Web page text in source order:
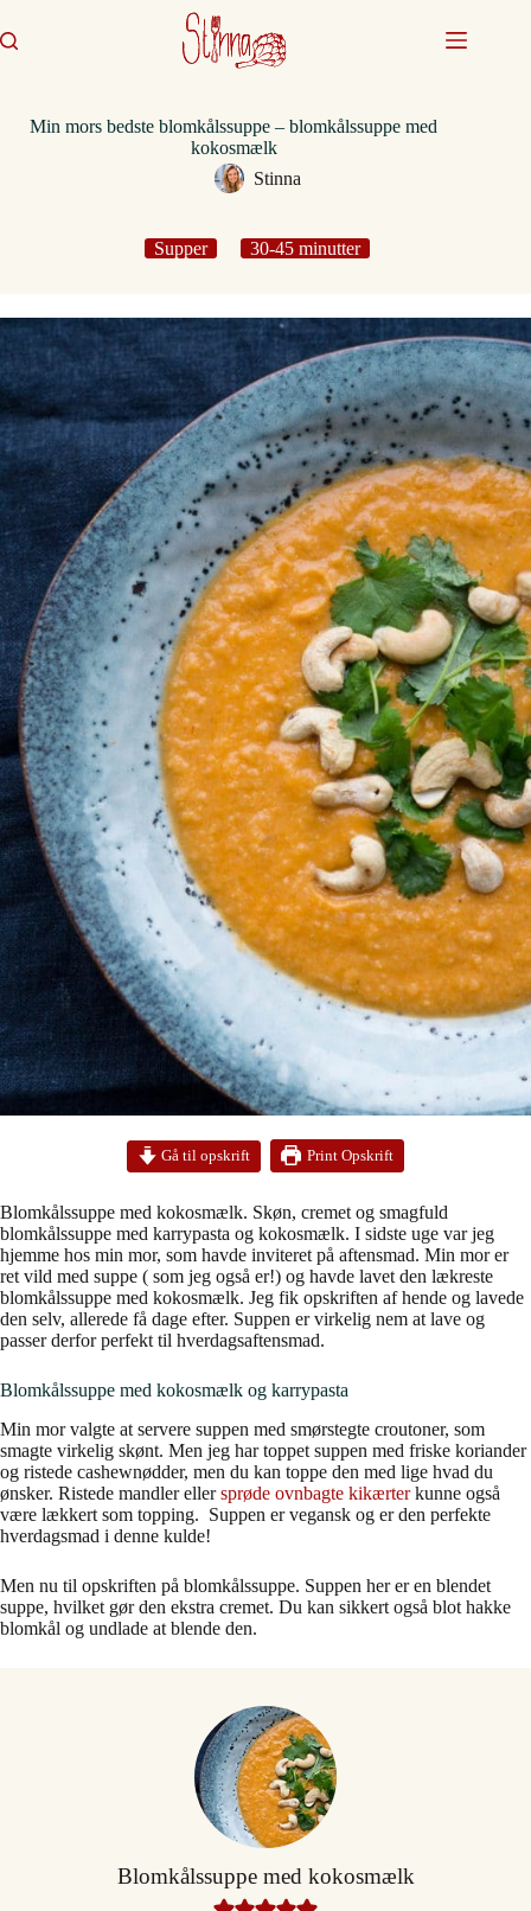
til
indhold
Min mors bedste blomkålssuppe – blomkålssuppe med
kokosmælk
Stinna
Supper 30-45 minutter
Gå til opskrift Print Opskrift
Blomkålssuppe med kokosmælk. Skøn, cremet og smagfuld
blomkålssuppe med karrypasta og kokosmælk. I sidste uge var jeg
hjemme hos min mor, som havde inviteret på aftensmad. Min mor er
ret vild med suppe ( som jeg også er!) og havde lavet den lækreste
blomkålssuppe med kokosmælk. Jeg fik opskriften af hende og lavede
den selv, allerede få dage efter. Suppen er virkelig nem at lave og
passer derfor perfekt til hverdagsaftensmad.
Blomkålssuppe med kokosmælk og karrypasta
Min mor valgte at servere suppen med smørstegte croutoner, som
smagte virkelig skønt. Men jeg har toppet suppen med friske koriander
og ristede cashewnødder, men du kan toppe den med lige hvad du
ønsker. Ristede mandler ellersprøde ovnbagte kikærterkunne også
være lækkert som topping. Suppen er vegansk og er den perfekte
hverdagsmad i denne kulde!
Men nu til opskriften på blomkålssuppe. Suppen her er en blendet
suppe, hvilket gør den ekstra cremet. Du kan sikkert også blot hakke
blomkål og undlade at blende den.
Blomkålssuppe med kokosmælk